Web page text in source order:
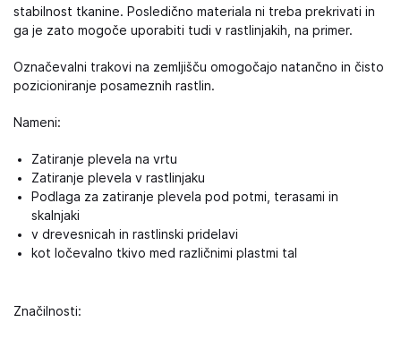
stabilnost tkanine. Posledično materiala ni treba prekrivati in
ga je zato mogoče uporabiti tudi v rastlinjakih, na primer.
Označevalni trakovi na zemljišču omogočajo natančno in čisto
pozicioniranje posameznih rastlin.
Nameni:
Zatiranje plevela na vrtu
Zatiranje plevela v rastlinjaku
Podlaga za zatiranje plevela pod potmi, terasami in
skalnjaki
v drevesnicah in rastlinski pridelavi
kot ločevalno tkivo med različnimi plastmi tal
Značilnosti: